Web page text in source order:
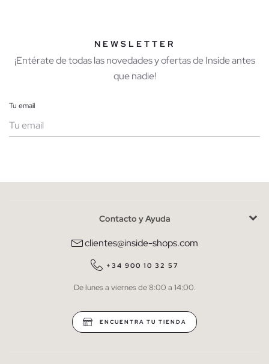
NEWSLETTER
¡Entérate de todas las novedades y ofertas de Inside antes
que nadie!
Tu email
He leído y entiendo lapolítica de privacidad
QUIERO SUSCRIBIRME
* Puedes cancelar la suscripción en cualquier momento.
Contacto y Ayuda
clientes@inside-shops.com
+34 900 10 32 57
De lunes a viernes de 8:00 a 14:00.
ENCUENTRA TU TIENDA